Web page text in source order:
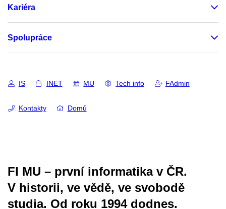
Kariéra
Spolupráce
IS INET MU Tech info FAdmin
Kontakty Domů
FI MU – první informatika v ČR.
V historii, ve vědě, ve svobodě
studia. Od roku 1994 dodnes.